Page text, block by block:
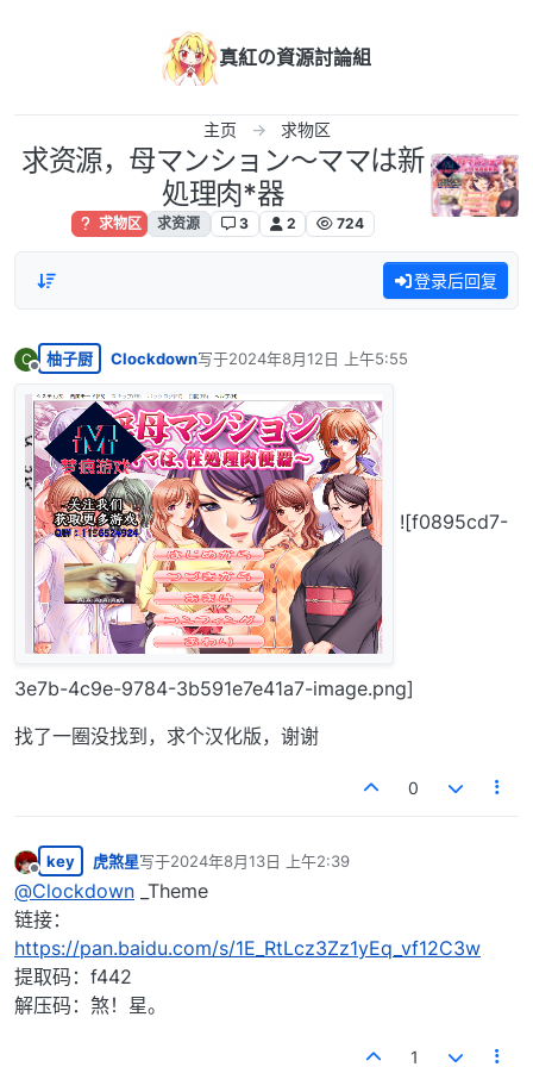
真紅の資源討論組
主页 求物区
求资源，母マンション～ママは新
処理肉*器
求物区 求资源 3 2 724
登录后回复
C
离线
柚子厨 Clockdown写于2024年8月12日 上午5:55
最后由 编辑
![f0895cd7-
3e7b-4c9e-9784-3b591e7e41a7-image.png]
找了一圈没找到，求个汉化版，谢谢
0
离线
key 虎煞星写于2024年8月13日 上午2:39
最后由 编辑
@Clockdown _Theme
链接：
https://pan.baidu.com/s/1E_RtLcz3Zz1yEq_vf12C3w
提取码：f442
解压码：煞！星。
1